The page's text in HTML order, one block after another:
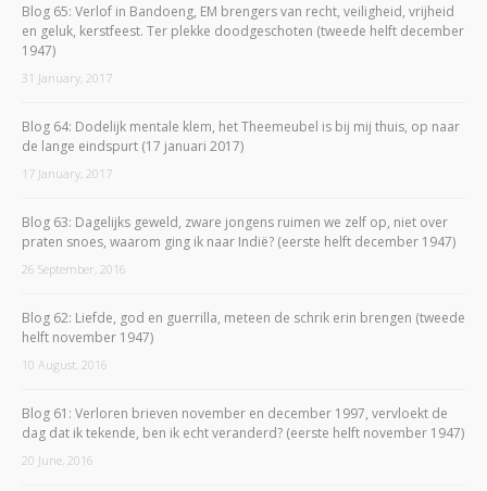
Blog 65: Verlof in Bandoeng, EM brengers van recht, veiligheid, vrijheid
en geluk, kerstfeest. Ter plekke doodgeschoten (tweede helft december
1947)
31 January, 2017
Blog 64: Dodelijk mentale klem, het Theemeubel is bij mij thuis, op naar
de lange eindspurt (17 januari 2017)
17 January, 2017
Blog 63: Dagelijks geweld, zware jongens ruimen we zelf op, niet over
praten snoes, waarom ging ik naar Indië? (eerste helft december 1947)
26 September, 2016
Blog 62: Liefde, god en guerrilla, meteen de schrik erin brengen (tweede
helft november 1947)
10 August, 2016
Blog 61: Verloren brieven november en december 1997, vervloekt de
dag dat ik tekende, ben ik echt veranderd? (eerste helft november 1947)
20 June, 2016